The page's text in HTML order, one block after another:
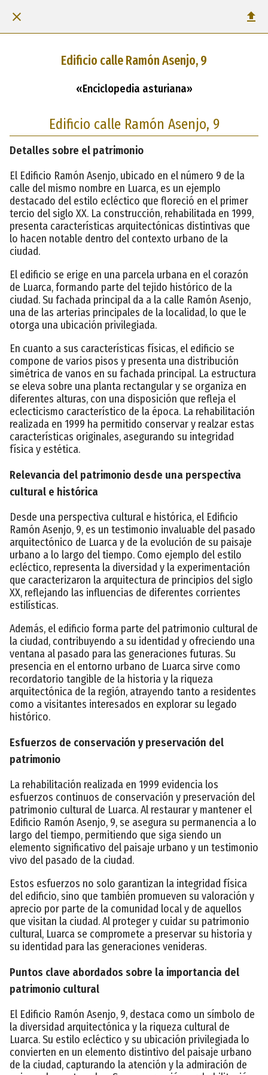
Edificio calle Ramón Asenjo, 9
«Enciclopedia asturiana»
Edificio calle Ramón Asenjo, 9
Detalles sobre el patrimonio
El Edificio Ramón Asenjo, ubicado en el número 9 de la
calle del mismo nombre en Luarca, es un ejemplo
destacado del estilo ecléctico que floreció en el primer
tercio del siglo XX. La construcción, rehabilitada en 1999,
presenta características arquitectónicas distintivas que
lo hacen notable dentro del contexto urbano de la
ciudad.
El edificio se erige en una parcela urbana en el corazón
de Luarca, formando parte del tejido histórico de la
ciudad. Su fachada principal da a la calle Ramón Asenjo,
una de las arterias principales de la localidad, lo que le
otorga una ubicación privilegiada.
En cuanto a sus características físicas, el edificio se
compone de varios pisos y presenta una distribución
simétrica de vanos en su fachada principal. La estructura
se eleva sobre una planta rectangular y se organiza en
diferentes alturas, con una disposición que refleja el
eclecticismo característico de la época. La rehabilitación
realizada en 1999 ha permitido conservar y realzar estas
características originales, asegurando su integridad
física y estética.
Relevancia del patrimonio desde una perspectiva
cultural e histórica
Desde una perspectiva cultural e histórica, el Edificio
Ramón Asenjo, 9, es un testimonio invaluable del pasado
arquitectónico de Luarca y de la evolución de su paisaje
urbano a lo largo del tiempo. Como ejemplo del estilo
ecléctico, representa la diversidad y la experimentación
que caracterizaron la arquitectura de principios del siglo
XX, reflejando las influencias de diferentes corrientes
estilísticas.
Además, el edificio forma parte del patrimonio cultural de
la ciudad, contribuyendo a su identidad y ofreciendo una
ventana al pasado para las generaciones futuras. Su
presencia en el entorno urbano de Luarca sirve como
recordatorio tangible de la historia y la riqueza
arquitectónica de la región, atrayendo tanto a residentes
como a visitantes interesados en explorar su legado
histórico.
Esfuerzos de conservación y preservación del
patrimonio
La rehabilitación realizada en 1999 evidencia los
esfuerzos continuos de conservación y preservación del
patrimonio cultural de Luarca. Al restaurar y mantener el
Edificio Ramón Asenjo, 9, se asegura su permanencia a lo
largo del tiempo, permitiendo que siga siendo un
elemento significativo del paisaje urbano y un testimonio
vivo del pasado de la ciudad.
Estos esfuerzos no solo garantizan la integridad física
del edificio, sino que también promueven su valoración y
aprecio por parte de la comunidad local y de aquellos
que visitan la ciudad. Al proteger y cuidar su patrimonio
cultural, Luarca se compromete a preservar su historia y
su identidad para las generaciones venideras.
Puntos clave abordados sobre la importancia del
patrimonio cultural
El Edificio Ramón Asenjo, 9, destaca como un símbolo de
la diversidad arquitectónica y la riqueza cultural de
Luarca. Su estilo ecléctico y su ubicación privilegiada lo
convierten en un elemento distintivo del paisaje urbano
de la ciudad, capturando la atención y la admiración de